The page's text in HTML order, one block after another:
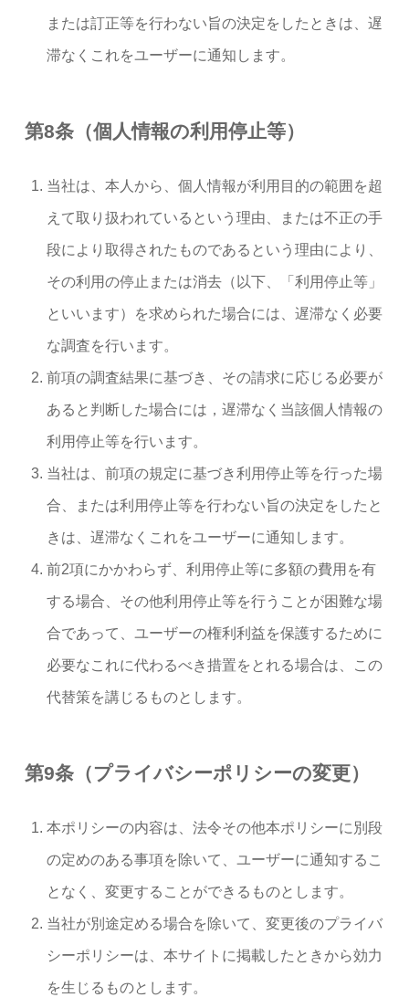
または訂正等を行わない旨の決定をしたときは、遅
滞なくこれをユーザーに通知します。
第8条（個人情報の利用停止等）
当社は、本人から、個人情報が利用目的の範囲を超
えて取り扱われているという理由、または不正の手
段により取得されたものであるという理由により、
その利用の停止または消去（以下、「利用停止等」
といいます）を求められた場合には、遅滞なく必要
な調査を行います。
前項の調査結果に基づき、その請求に応じる必要が
あると判断した場合には，遅滞なく当該個人情報の
利用停止等を行います。
当社は、前項の規定に基づき利用停止等を行った場
合、または利用停止等を行わない旨の決定をしたと
きは、遅滞なくこれをユーザーに通知します。
前2項にかかわらず、利用停止等に多額の費用を有
する場合、その他利用停止等を行うことが困難な場
合であって、ユーザーの権利利益を保護するために
必要なこれに代わるべき措置をとれる場合は、この
代替策を講じるものとします。
第9条（プライバシーポリシーの変更）
本ポリシーの内容は、法令その他本ポリシーに別段
の定めのある事項を除いて、ユーザーに通知するこ
となく、変更することができるものとします。
当社が別途定める場合を除いて、変更後のプライバ
シーポリシーは、本サイトに掲載したときから効力
を生じるものとします。